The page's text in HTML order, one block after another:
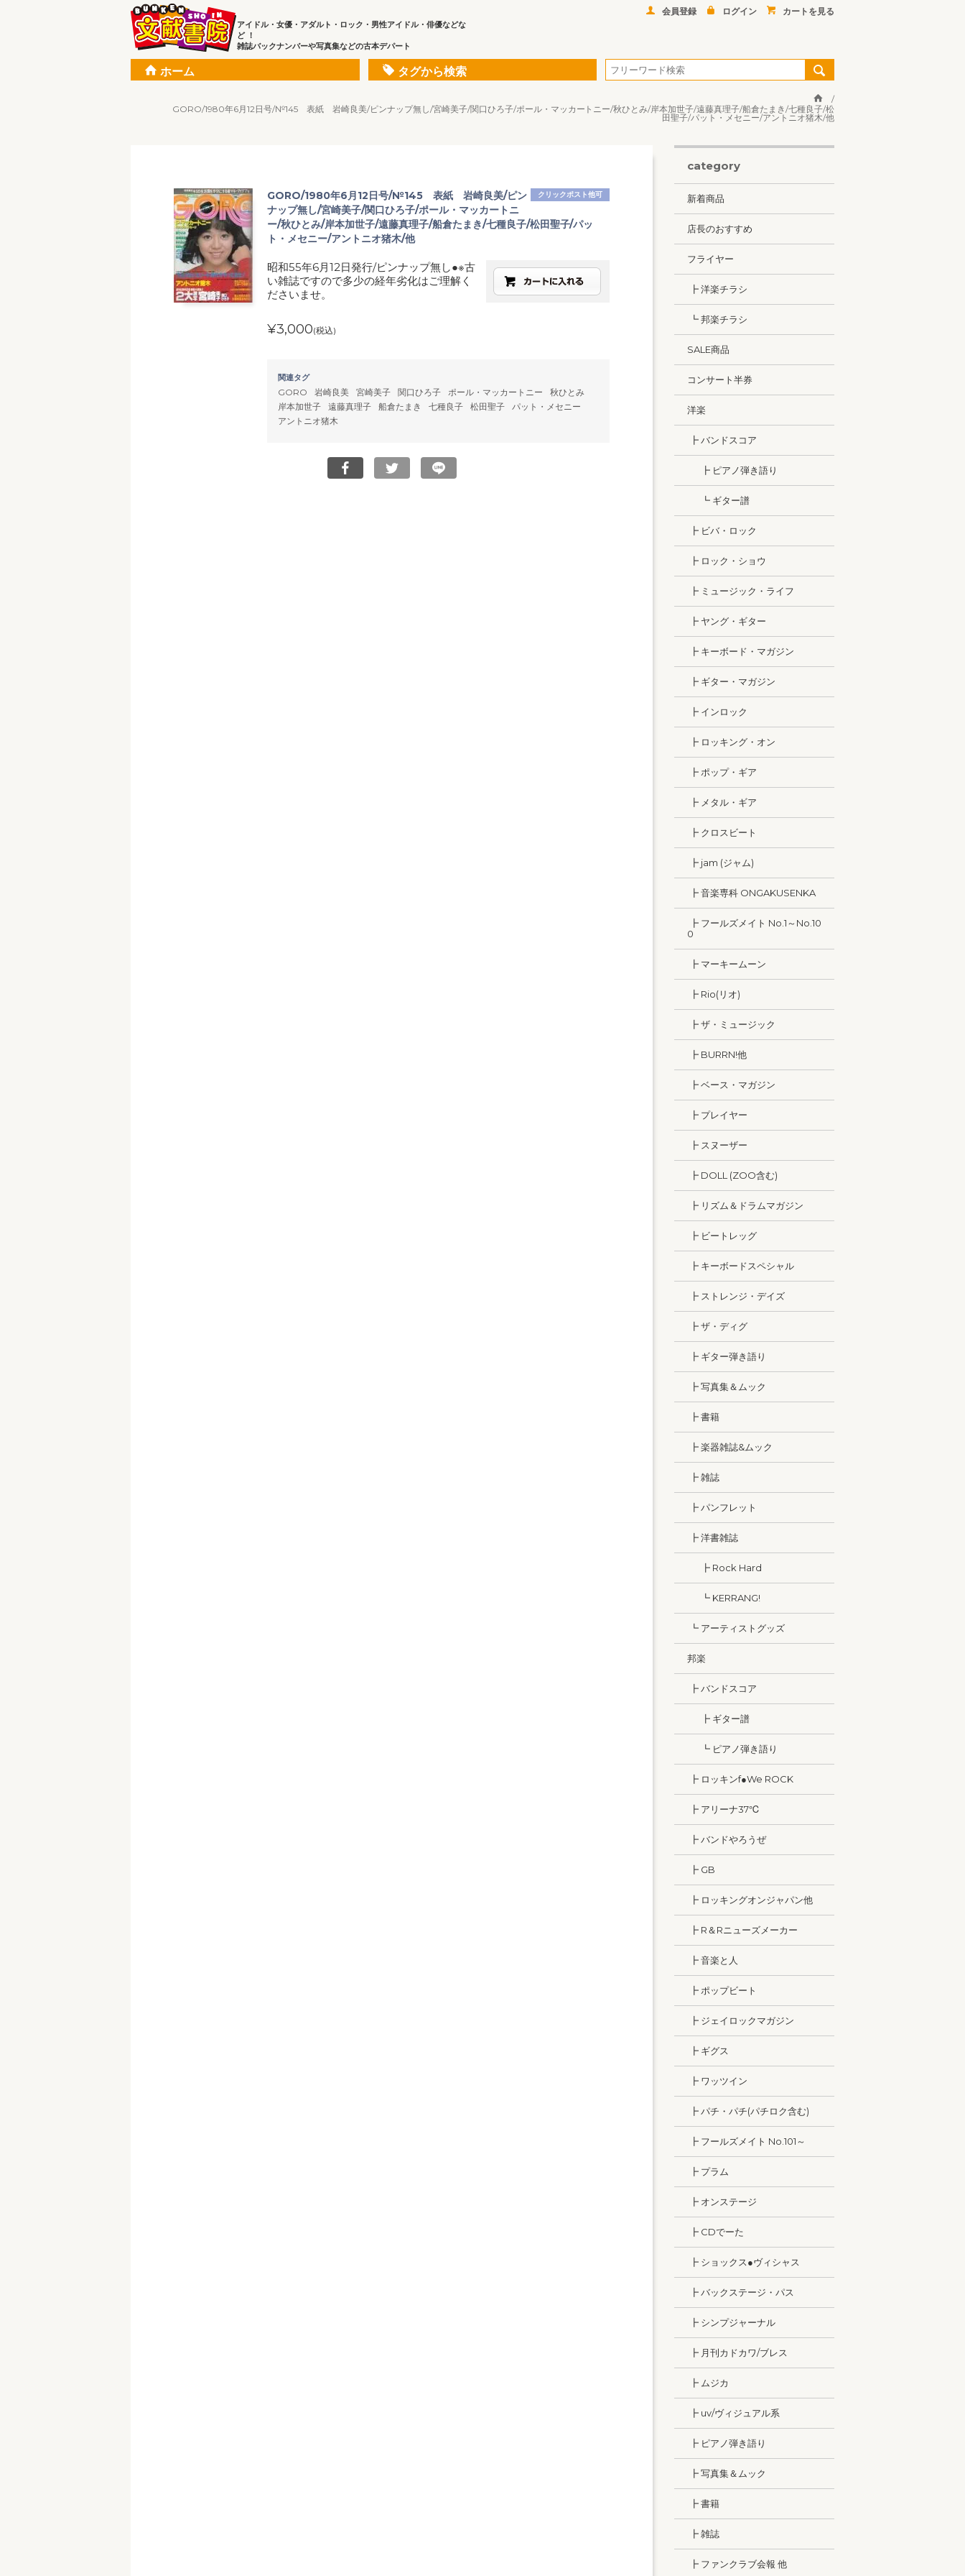
アイドル・女優・アダルト・ロック・男性アイドル・俳優などな
ど ！
雑誌バックナンバーや写真集などの古本デパート
会員登録 ログイン カートを見る
ホーム タグから検索
GORO/1980年6月12日号/№145 表紙 岩崎良美/ピンナップ無し/宮崎美子/関口ひろ子/ポール・マッカートニー/秋ひとみ/岸本加世子/遠藤真理子/船倉たまき/七種良子/松
田聖子/パット・メセニー/アントニオ猪木/他
クリックポスト他可
GORO/1980年6月12日号/№145 表紙 岩崎良美/ピン
ナップ無し/宮崎美子/関口ひろ子/ポール・マッカートニ
ー/秋ひとみ/岸本加世子/遠藤真理子/船倉たまき/七種良子/松田聖子/パッ
ト・メセニー/アントニオ猪木/他
昭和55年6月12日発行/ピンナップ無し●※古
い雑誌ですので多少の経年劣化はご理解く
ださいませ。
¥3,000(税込)
関連タグ
GORO 岩崎良美 宮崎美子 関口ひろ子 ポール・マッカートニー
秋ひとみ
岸本加世子
遠藤真理子 船倉たまき 七種良子 松田聖子
パット・メセニー
アントニオ猪木
category
新着商品
店長のおすすめ
フライヤー
┣ 洋楽チラシ
┗ 邦楽チラシ
SALE商品
コンサート半券
洋楽
┣ バンドスコア
┣ ピアノ弾き語り
┗ ギター譜
┣ ビバ・ロック
┣ ロック・ショウ
┣ ミュージック・ライフ
┣ ヤング・ギター
┣ キーボード・マガジン
┣ ギター・マガジン
┣ インロック
┣ ロッキング・オン
┣ ポップ・ギア
┣ メタル・ギア
┣ クロスビート
┣ jam (ジャム)
┣ 音楽専科 ONGAKUSENKA
┣ フールズメイト No.1～No.10
0
┣ マーキームーン
┣ Rio(リオ)
┣ ザ・ミュージック
┣ BURRN!他
┣ ベース・マガジン
┣ プレイヤー
┣ スヌーザー
┣ DOLL (ZOO含む)
┣ リズム＆ドラムマガジン
┣ ビートレッグ
┣ キーボードスペシャル
┣ ストレンジ・デイズ
┣ ザ・ディグ
┣ ギター弾き語り
┣ 写真集＆ムック
┣ 書籍
┣ 楽器雑誌&ムック
┣ 雑誌
┣ パンフレット
┣ 洋書雑誌
┣ Rock Hard
┗ KERRANG!
┗ アーティストグッズ
邦楽
┣ バンドスコア
┣ ギター譜
┗ ピアノ弾き語り
┣ ロッキンf●We ROCK
┣ アリーナ37℃
┣ バンドやろうぜ
┣ GB
┣ ロッキングオンジャパン他
┣ R＆Rニューズメーカー
┣ 音楽と人
┣ ポップビート
┣ ジェイロックマガジン
┣ ギグス
┣ ワッツイン
┣ パチ・パチ(パチロク含む)
┣ フールズメイト No.101～
┣ プラム
┣ オンステージ
┣ CDでーた
┣ ショックス●ヴィシャス
┣ バックステージ・パス
┣ シンプジャーナル
┣ 月刊カドカワ/ブレス
┣ ムジカ
┣ uv/ヴィジュアル系
┣ ピアノ弾き語り
┣ 写真集＆ムック
┣ 書籍
┣ 雑誌
┣ ファンクラブ会報 他